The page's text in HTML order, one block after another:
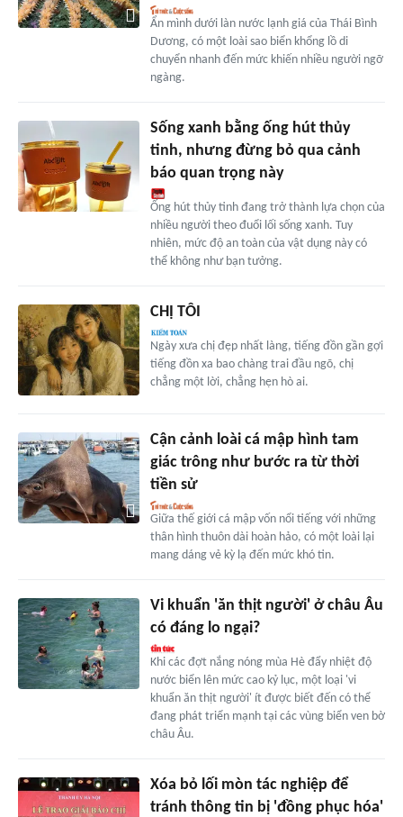
Ẩn mình dưới làn nước lạnh giá của Thái Bình
Dương, có một loài sao biển khổng lồ di
chuyển nhanh đến mức khiến nhiều người ngỡ
ngàng.
Sống xanh bằng ống hút thủy
tinh, nhưng đừng bỏ qua cảnh
báo quan trọng này
Ống hút thủy tinh đang trở thành lựa chọn của
nhiều người theo đuổi lối sống xanh. Tuy
nhiên, mức độ an toàn của vật dụng này có
thể không như bạn tưởng.
CHỊ TÔI
Ngày xưa chị đẹp nhất làng, tiếng đồn gần gợi
tiếng đồn xa bao chàng trai đầu ngõ, chị
chẳng một lời, chẳng hẹn hò ai.
Cận cảnh loài cá mập hình tam
giác trông như bước ra từ thời
tiền sử
Giữa thế giới cá mập vốn nổi tiếng với những
thân hình thuôn dài hoàn hảo, có một loài lại
mang dáng vẻ kỳ lạ đến mức khó tin.
Vi khuẩn 'ăn thịt người' ở châu Âu
có đáng lo ngại?
Khi các đợt nắng nóng mùa Hè đẩy nhiệt độ
nước biển lên mức cao kỷ lục, một loại 'vi
khuẩn ăn thịt người' ít được biết đến có thể
đang phát triển mạnh tại các vùng biển ven bờ
châu Âu.
Xóa bỏ lối mòn tác nghiệp để
tránh thông tin bị 'đồng phục hóa'